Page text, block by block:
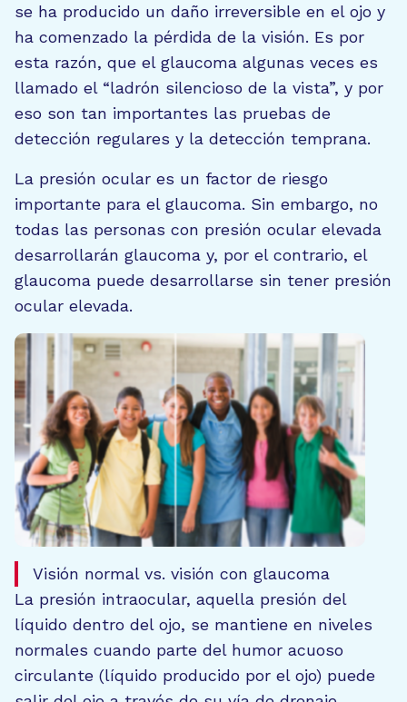
se ha producido un daño irreversible en el ojo y
ha comenzado la pérdida de la visión. Es por
esta razón, que el glaucoma algunas veces es
llamado el “ladrón silencioso de la vista”, y por
eso son tan importantes las pruebas de
detección regulares y la detección temprana.
La presión ocular es un factor de riesgo
importante para el glaucoma. Sin embargo, no
todas las personas con presión ocular elevada
desarrollarán glaucoma y, por el contrario, el
glaucoma puede desarrollarse sin tener presión
ocular elevada.
Visión normal vs. visión con glaucoma
La presión intraocular, aquella presión del
líquido dentro del ojo, se mantiene en niveles
normales cuando parte del humor acuoso
circulante (líquido producido por el ojo) puede